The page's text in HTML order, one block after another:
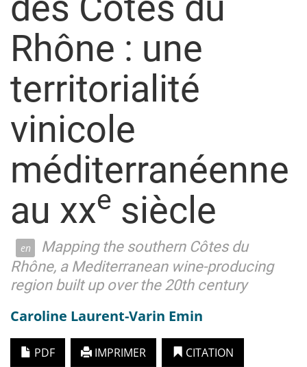
Rhône : une
territorialité
vinicole
méditerranéenne
au xxe siècle
Mapping the southern Côtes du
Rhône, a Mediterranean wine-producing
region built up over the 20th century
Caroline Laurent-Varin Emin
PDF IMPRIMER CITATION